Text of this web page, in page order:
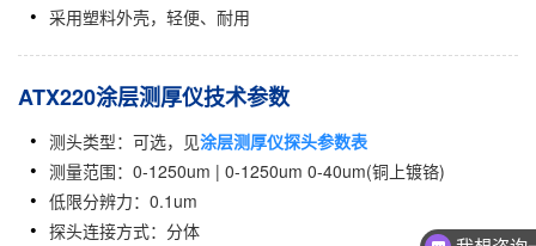
采用塑料外壳，轻便、耐用
ATX220涂层测厚仪技术参数
测头类型：可选，见涂层测厚仪探头参数表
测量范围：0-1250um | 0-1250um 0-40um(铜上镀铬)
低限分辨力：0.1um
探头连接方式：分体
我想咨询